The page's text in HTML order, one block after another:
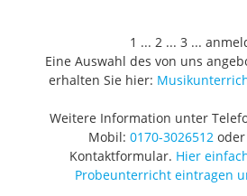
1 ... 2 ... 3 ...
Eine Auswahl des von uns
erhalten Sie hier:
Weitere Information unter
Mobil: 0170-3026512oder
Kontaktformular. Hier
Probeunterricht eintragen